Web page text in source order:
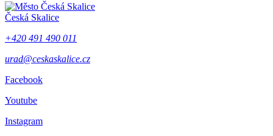
Česká Skalice
+420 491 490 011
urad@ceskaskalice.cz
Facebook
Youtube
Instagram